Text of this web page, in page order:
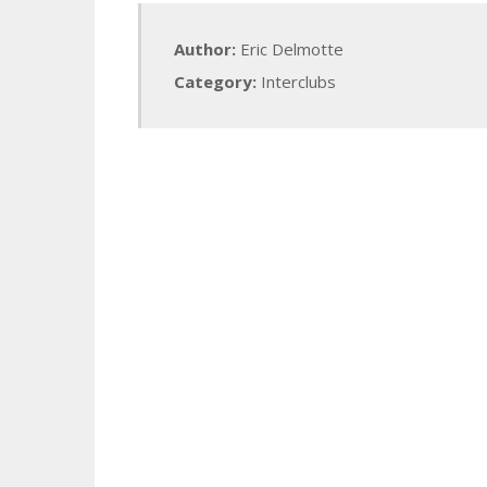
Author: Eric Delmotte
Category: Interclubs